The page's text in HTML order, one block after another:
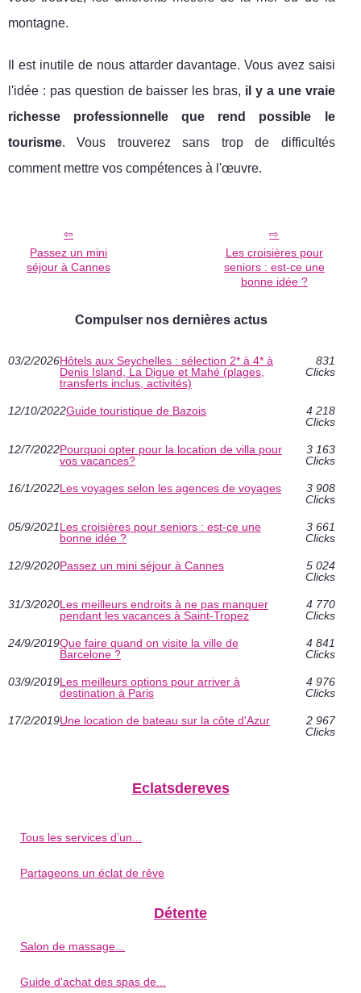
montagne.
Il est inutile de nous attarder davantage. Vous avez saisi
l'idée : pas question de baisser les bras, il y a une vraie
richesse professionnelle que rend possible le
tourisme. Vous trouverez sans trop de difficultés
comment mettre vos compétences à l'œuvre.
Passez un mini
séjour à Cannes
Les croisières pour
seniors : est-ce une
bonne idée ?
Compulser nos dernières actus
03/2/2026Hôtels aux Seychelles : sélection 2* à 4* à
Denis Island, La Digue et Mahé (plages,
transferts inclus, activités)
831
Clicks
12/10/2022Guide touristique de Bazois
4 218
Clicks
12/7/2022Pourquoi opter pour la location de villa pour
vos vacances?
3 163
Clicks
16/1/2022Les voyages selon les agences de voyages
3 908
Clicks
05/9/2021Les croisières pour seniors : est-ce une
bonne idée ?
3 661
Clicks
12/9/2020Passez un mini séjour à Cannes
5 024
Clicks
31/3/2020Les meilleurs endroits à ne pas manquer
pendant les vacances à Saint-Tropez
4 770
Clicks
24/9/2019Que faire quand on visite la ville de
Barcelone ?
4 841
Clicks
03/9/2019Les meilleurs options pour arriver à
destination à Paris
4 976
Clicks
17/2/2019Une location de bateau sur la côte d'Azur
2 967
Clicks
Eclatsdereves
Tous les services d’un...
Partageons un éclat de rêve
Détente
Salon de massage...
Guide d'achat des spas de...